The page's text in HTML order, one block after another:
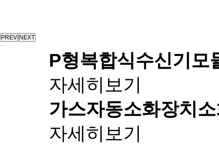
PREV NEXT
P형복합식수신기 모
자세히보기
가스자동소화장치
자세히보기